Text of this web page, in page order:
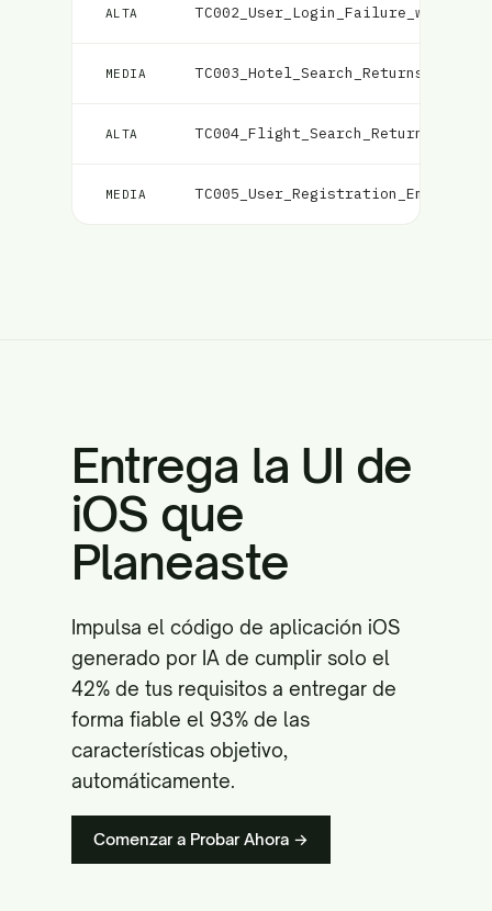
ALTA
MEDIA
ALTA
MEDIA
Entrega la UI de
iOS que
Planeaste
Impulsa el código de aplicación iOS
generado por IA de cumplir solo el
42% de tus requisitos a entregar de
forma fiable el 93% de las
características objetivo,
automáticamente.
Comenzar a Probar Ahora →